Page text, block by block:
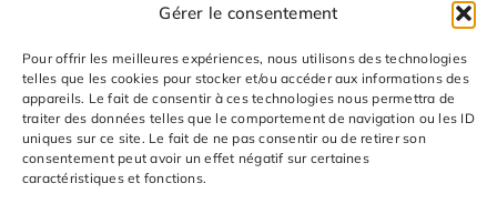
Gérer le consentement
Pour offrir les meilleures expériences, nous utilisons des technologies
telles que les cookies pour stocker et/ou accéder aux informations des
appareils. Le fait de consentir à ces technologies nous permettra de
traiter des données telles que le comportement de navigation ou les ID
uniques sur ce site. Le fait de ne pas consentir ou de retirer son
consentement peut avoir un effet négatif sur certaines
caractéristiques et fonctions.
mentions légales
nous suivre
nous contacter